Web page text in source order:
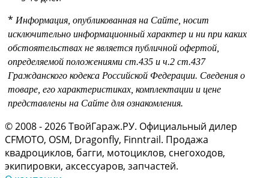
* Информация, опубликованная на Сайте, носит
исключительно информационный характер и ни при каких
обстоятельствах не является публичной офертой,
определяемой положениями ст.435 и ч.2 ст.437
Гражданского кодекса Российской Федерации. Сведения о
товаре, его характеристиках, комплектации и цене
представлены на Сайте для ознакомления.
© 2008 - 2026 ТвойГараж.РУ. Официальный дилер
CFMOTO, OSM, Dragonfly, Finntrail. Продажа
квадроциклов, багги, мотоциклов, снегоходов,
экипировки, аксессуаров, запчастей.